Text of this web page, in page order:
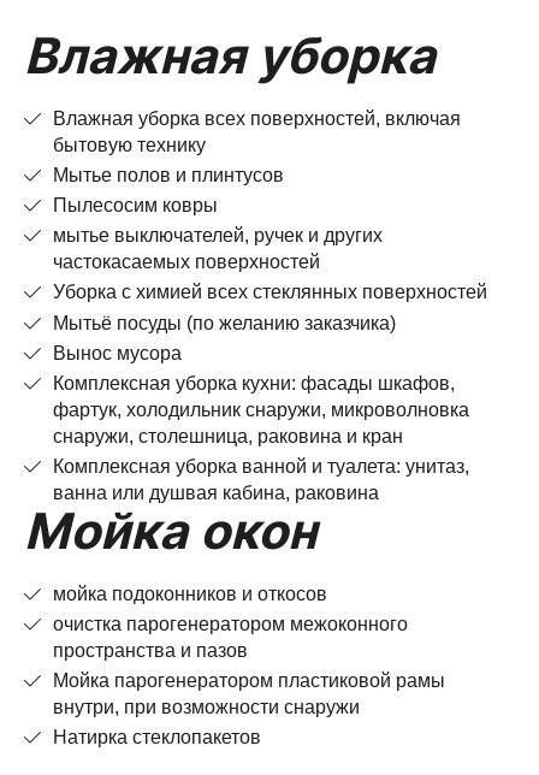
Влажная уборка
Влажная уборка всех поверхностей, включая
бытовую технику
Мытье полов и плинтусов
Пылесосим ковры
мытье выключателей, ручек и других
частокасаемых поверхностей
Уборка с химией всех стеклянных поверхностей
Мытьё посуды (по желанию заказчика)
Вынос мусора
Комплексная уборка кухни: фасады шкафов,
фартук, холодильник снаружи, микроволновка
снаружи, столешница, раковина и кран
Комплексная уборка ванной и туалета: унитаз,
ванна или душвая кабина, раковина
Мойка окон
мойка подоконников и откосов
очистка парогенератором межоконного
пространства и пазов
Мойка парогенератором пластиковой рамы
внутри, при возможности снаружи
Натирка стеклопакетов